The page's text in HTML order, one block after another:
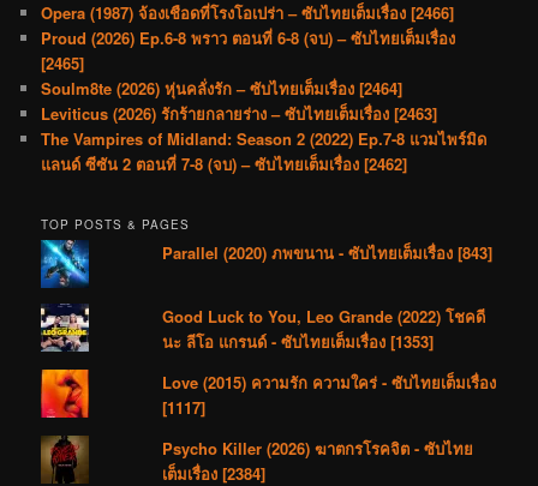
Opera (1987) จ้องเชือดที่โรงโอเปร่า – ซับไทยเต็มเรื่อง [2466]
Proud (2026) Ep.6-8 พราว ตอนที่ 6-8 (จบ) – ซับไทยเต็มเรื่อง
[2465]
Soulm8te (2026) หุ่นคลั่งรัก – ซับไทยเต็มเรื่อง [2464]
Leviticus (2026) รักร้ายกลายร่าง – ซับไทยเต็มเรื่อง [2463]
The Vampires of Midland: Season 2 (2022) Ep.7-8 แวมไพร์มิด
แลนด์ ซีซัน 2 ตอนที่ 7-8 (จบ) – ซับไทยเต็มเรื่อง [2462]
TOP POSTS & PAGES
Parallel (2020) ภพขนาน - ซับไทยเต็มเรื่อง [843]
Good Luck to You, Leo Grande (2022) โชคดี
นะ ลีโอ แกรนด์ - ซับไทยเต็มเรื่อง [1353]
Love (2015) ความรัก ความใคร่ - ซับไทยเต็มเรื่อง
[1117]
Psycho Killer (2026) ฆาตกรโรคจิต - ซับไทย
เต็มเรื่อง [2384]